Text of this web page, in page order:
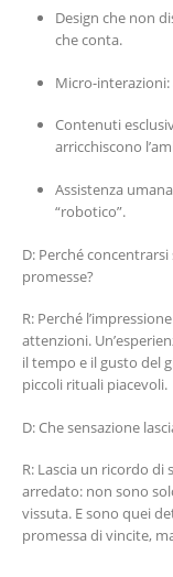
Design che non
che conta.
Micro-
Contenuti
arricchiscono
Assistenza
“robotico”.
D: Perché
promesse?
R: Perché
attenzioni.
il tempo e il gusto del
piccoli rituali piacevoli.
D: Che sensazione
R: Lascia un ricordo di
arredato: non sono
vissuta. E sono quei
promessa di vincite,